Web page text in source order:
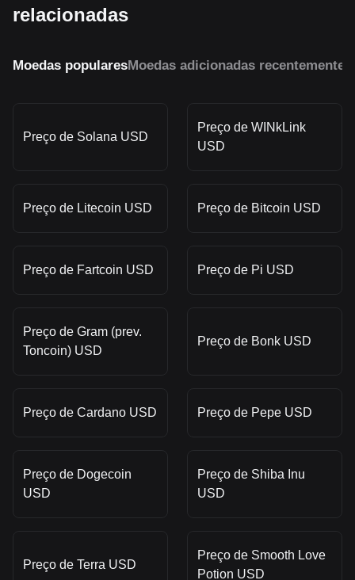
relacionadas
Moedas popularesMoedas adicionadas recentemente
Preço de Solana USD
Preço de WINkLink
USD
Preço de Litecoin USD Preço de Bitcoin USD
Preço de Fartcoin USD Preço de Pi USD
Preço de Gram (prev.
Toncoin) USD
Preço de Bonk USD
Preço de Cardano USD Preço de Pepe USD
Preço de Dogecoin
USD
Preço de Shiba Inu
USD
Preço de Terra USD
Preço de Smooth Love
Potion USD